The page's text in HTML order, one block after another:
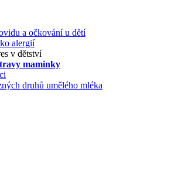
a očkování u dětí
alergií
v dětství
maminky
druhů umělého mléka